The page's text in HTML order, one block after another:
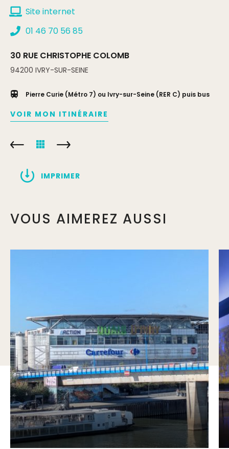
Site internet
01 46 70 56 85
30 RUE CHRISTOPHE COLOMB
94200 IVRY-SUR-SEINE
Pierre Curie (Métro 7) ou Ivry-sur-Seine (RER C) puis bus
VOIR MON ITINÉRAIRE
IMPRIMER
VOUS AIMEREZ AUSSI